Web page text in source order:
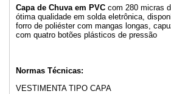
Capa de Chuva em PVC com 280 micras
ótima qualidade em solda eletrônica,
forro de poliéster com mangas longas,
com quatro botões plásticos de pressão
Normas Técnicas:
VESTIMENTA TIPO CAPA